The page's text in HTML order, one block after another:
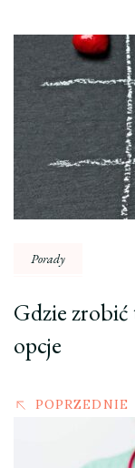
wpisu
Porady
Gdzie zrobić
opcje
POPRZEDNIE